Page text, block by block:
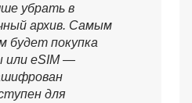
убрать в
архив. Самым
будет покупка
или eSIM —
для